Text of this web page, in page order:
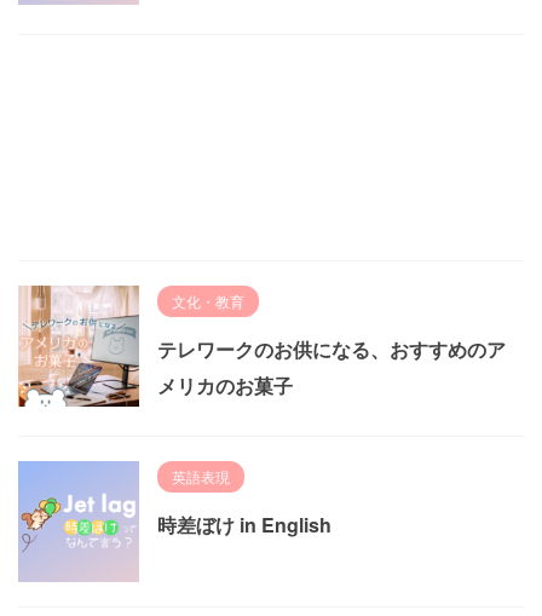
文化・教育
テレワークのお供になる、おすすめのア
メリカのお菓子
英語表現
時差ぼけ in English